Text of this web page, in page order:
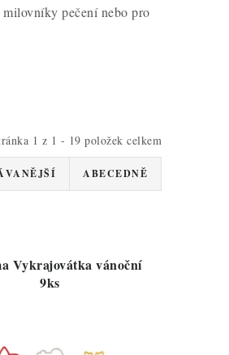
pečení nebo pro
1 z 1 - 19 položek celkem
ABECEDNĚ
Vykrajovátka vánoční
9ks